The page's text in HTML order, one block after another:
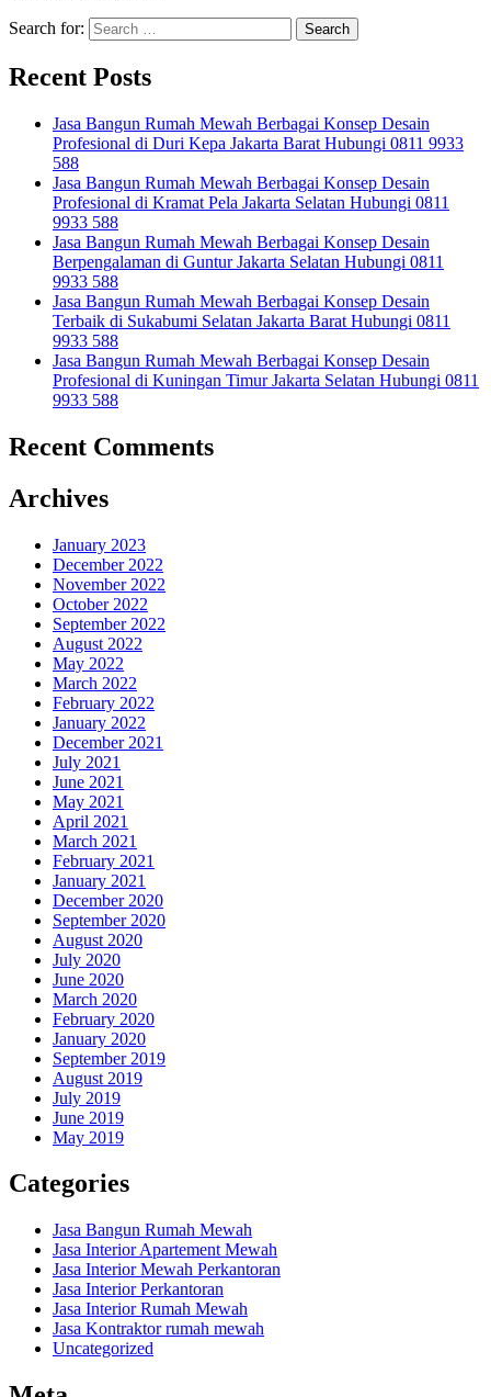
Search for:
Recent Posts
Jasa Bangun Rumah Mewah Berbagai Konsep Desain
Profesional di Duri Kepa Jakarta Barat Hubungi 0811 9933
588
Jasa Bangun Rumah Mewah Berbagai Konsep Desain
Profesional di Kramat Pela Jakarta Selatan Hubungi 0811
9933 588
Jasa Bangun Rumah Mewah Berbagai Konsep Desain
Berpengalaman di Guntur Jakarta Selatan Hubungi 0811
9933 588
Jasa Bangun Rumah Mewah Berbagai Konsep Desain
Terbaik di Sukabumi Selatan Jakarta Barat Hubungi 0811
9933 588
Jasa Bangun Rumah Mewah Berbagai Konsep Desain
Profesional di Kuningan Timur Jakarta Selatan Hubungi 0811
9933 588
Recent Comments
Archives
January 2023
December 2022
November 2022
October 2022
September 2022
August 2022
May 2022
March 2022
February 2022
January 2022
December 2021
July 2021
June 2021
May 2021
April 2021
March 2021
February 2021
January 2021
December 2020
September 2020
August 2020
July 2020
June 2020
March 2020
February 2020
January 2020
September 2019
August 2019
July 2019
June 2019
May 2019
Categories
Jasa Bangun Rumah Mewah
Jasa Interior Apartement Mewah
Jasa Interior Mewah Perkantoran
Jasa Interior Perkantoran
Jasa Interior Rumah Mewah
Jasa Kontraktor rumah mewah
Uncategorized